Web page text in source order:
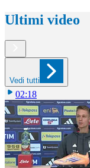
Ultimi video
Vedi tutti
02:18